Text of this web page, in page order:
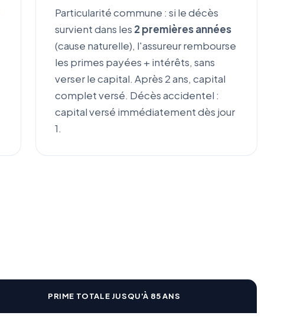
Particularité commune : si le décès
survient dans les 2 premières années
(cause naturelle), l'assureur rembourse
les primes payées + intérêts, sans
verser le capital. Après 2 ans, capital
complet versé. Décès accidentel :
capital versé immédiatement dès jour
1.
PRIME TOTALE JUSQU'À 85 ANS